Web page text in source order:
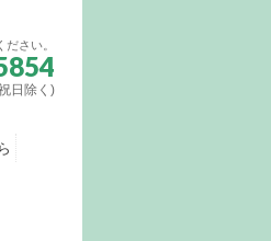
さい。
日除く)